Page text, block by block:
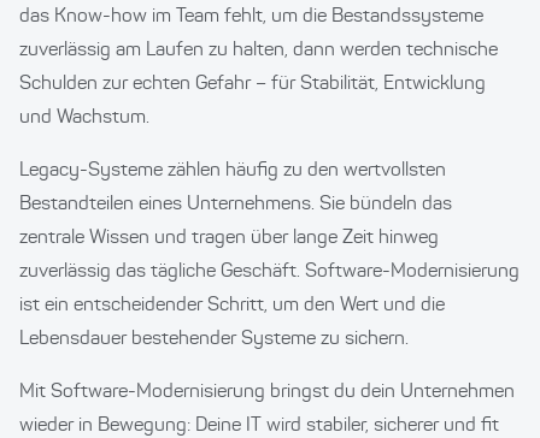
das Know-how im Team fehlt, um die Bestandssysteme
zuverlässig am Laufen zu halten, dann werden technische
Schulden zur echten Gefahr – für Stabilität, Entwicklung
und Wachstum.
Legacy-Systeme zählen häufig zu den wertvollsten
Bestandteilen eines Unternehmens. Sie bündeln das
zentrale Wissen und tragen über lange Zeit hinweg
zuverlässig das tägliche Geschäft. Software-Modernisierung
ist ein entscheidender Schritt, um den Wert und die
Lebensdauer bestehender Systeme zu sichern.
Mit Software-Modernisierung bringst du dein Unternehmen
wieder in Bewegung: Deine IT wird stabiler, sicherer und fit